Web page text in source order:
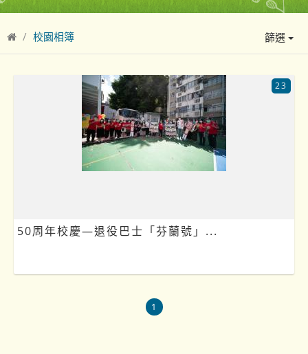
校園相簿 篩選
50周年校慶—退役巴士「芬蘭號」...
23
1